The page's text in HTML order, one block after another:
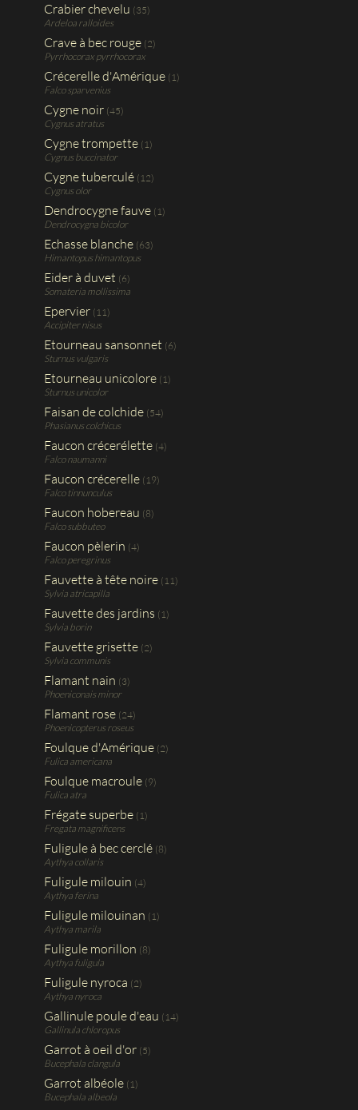
Crabier chevelu (35)
Ardeloa ralloides
Crave à bec rouge (2)
Pyrrhocorax pyrrhocorax
Crécerelle d'Amérique (1)
Falco sparvenius
Cygne noir (45)
Cygnus atratus
Cygne trompette (1)
Cygnus buccinator
Cygne tuberculé (12)
Cygnus olor
Dendrocygne fauve (1)
Dendrocygna bicolor
Echasse blanche (63)
Himantopus himantopus
Eider à duvet (6)
Somateria mollissima
Epervier (11)
Accipiter nisus
Etourneau sansonnet (6)
Sturnus vulgaris
Etourneau unicolore (1)
Sturnus unicolor
Faisan de colchide (54)
Phasianus colchicus
Faucon crécerélette (4)
Falco naumanni
Faucon crécerelle (19)
Falco tinnunculus
Faucon hobereau (8)
Falco subbuteo
Faucon pèlerin (4)
Falco peregrinus
Fauvette à tête noire (11)
Sylvia atricapilla
Fauvette des jardins (1)
Sylvia borin
Fauvette grisette (2)
Sylvia communis
Flamant nain (3)
Phoeniconais minor
Flamant rose (24)
Phoenicopterus roseus
Foulque d'Amérique (2)
Fulica americana
Foulque macroule (9)
Fulica atra
Frégate superbe (1)
Fregata magnificens
Fuligule à bec cerclé (8)
Aythya collaris
Fuligule milouin (4)
Aythya ferina
Fuligule milouinan (1)
Aythya marila
Fuligule morillon (8)
Aythya fuligula
Fuligule nyroca (2)
Aythya nyroca
Gallinule poule d'eau (14)
Gallinula chloropus
Garrot à oeil d'or (5)
Bucephala clangula
Garrot albéole (1)
Bucephala albeola